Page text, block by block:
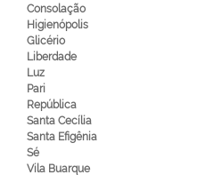
Consolação
Higienópolis
Glicério
Liberdade
Luz
Pari
República
Santa Cecília
Santa Efigênia
Sé
Vila Buarque